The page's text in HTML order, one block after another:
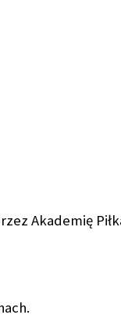
Akademię